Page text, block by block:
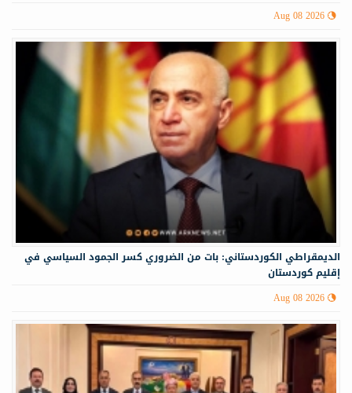
Aug 08 2026
الديمقراطي الكوردستاني: بات من الضروري كسر الجمود السياسي في
إقليم كوردستان
Aug 08 2026